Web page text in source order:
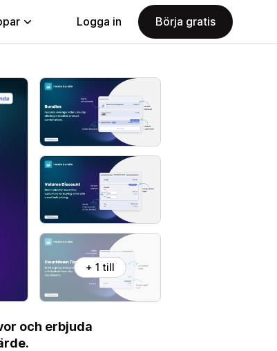
Logga in Börja gratis
+ 1 till
och erbjuda